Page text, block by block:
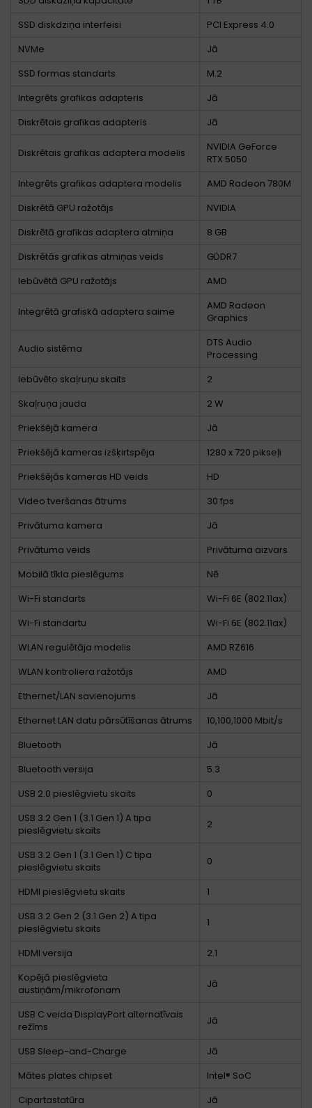
SSD diskdziņa interfeisi
PCI Express 4.0
NVMe
Jā
SSD formas standarts
M.2
Integrēts grafikas adapteris
Jā
Diskrētais grafikas adapteris
Jā
Diskrētais grafikas adaptera modelis
NVIDIA GeForce
RTX 5050
Integrēts grafikas adaptera modelis
AMD Radeon 780M
Diskrētā GPU ražotājs
NVIDIA
Diskrētā grafikas adaptera atmiņa
8 GB
Diskrētās grafikas atmiņas veids
GDDR7
Iebūvētā GPU ražotājs
AMD
Integrētā grafiskā adaptera saime
AMD Radeon
Graphics
Audio sistēma
DTS Audio
Processing
Iebūvēto skaļruņu skaits
2
Skaļruņa jauda
2 W
Priekšējā kamera
Jā
Priekšējā kameras izšķirtspēja
1280 x 720 pikseļi
Priekšējās kameras HD veids
HD
Video tveršanas ātrums
30 fps
Privātuma kamera
Jā
Privātuma veids
Privātuma aizvars
Mobilā tīkla pieslēgums
Nē
Wi-Fi standarts
Wi-Fi 6E (802.11ax)
Wi-Fi standartu
Wi-Fi 6E (802.11ax)
WLAN regulētāja modelis
AMD RZ616
WLAN kontroliera ražotājs
AMD
Ethernet/LAN savienojums
Jā
Ethernet LAN datu pārsūtīšanas ātrums
10,100,1000 Mbit/s
Bluetooth
Jā
Bluetooth versija
5.3
USB 2.0 pieslēgvietu skaits
0
USB 3.2 Gen 1 (3.1 Gen 1) A tipa
pieslēgvietu skaits
2
USB 3.2 Gen 1 (3.1 Gen 1) C tipa
pieslēgvietu skaits
0
HDMI pieslēgvietu skaits
1
USB 3.2 Gen 2 (3.1 Gen 2) A tipa
pieslēgvietu skaits
1
HDMI versija
2.1
Kopējā pieslēgvieta
austiņām/mikrofonam
Jā
USB C veida DisplayPort alternatīvais
režīms
Jā
USB Sleep-and-Charge
Jā
Mātes plates chipset
Intel® SoC
Cipartastatūra
Jā